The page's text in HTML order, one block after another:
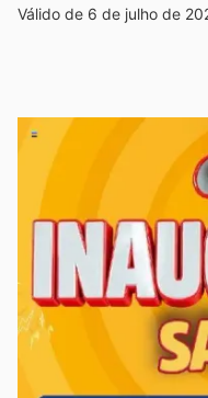
Válido de 6 de julho de